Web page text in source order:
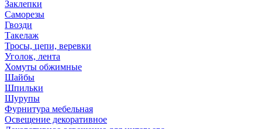
Заклепки
Саморезы
Гвозди
Такелаж
Тросы, цепи, веревки
Уголок, лента
Хомуты обжимные
Шайбы
Шпильки
Шурупы
Фурнитура мебельная
Освещение декоративное